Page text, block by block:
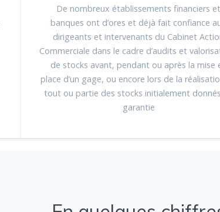
De nombreux établissements financiers et
banques ont d’ores et déjà fait confiance
dirigeants et intervenants du Cabinet
Commerciale dans le cadre d’audits et
de stocks avant, pendant ou après la mise
place d’un gage, ou encore lors de la
tout ou partie des stocks initialement
garantie